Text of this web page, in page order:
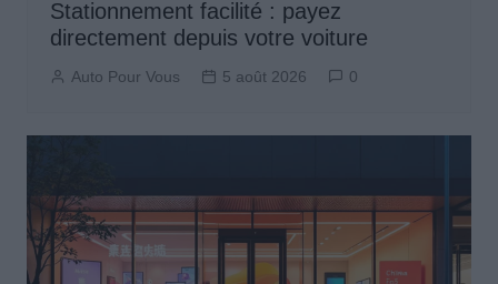
Stationnement facilité : payez
directement depuis votre voiture
Auto Pour Vous 5 août 2026 0